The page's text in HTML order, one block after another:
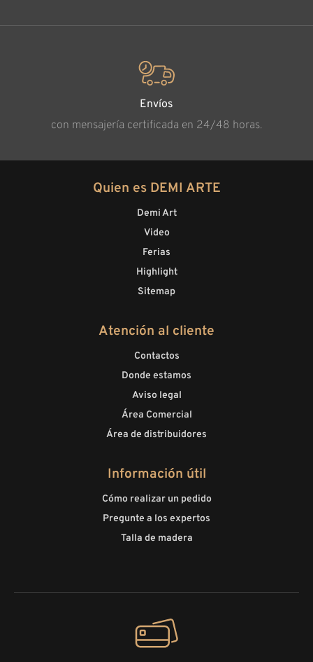
Envíos
con mensajería certificada en 24/48 horas.
Quien es DEMI ARTE
Demi Art
Video
Ferias
Highlight
Sitemap
Atención al cliente
Contactos
Donde estamos
Aviso legal
Área Comercial
Área de distribuidores
Información útil
Cómo realizar un pedido
Pregunte a los expertos
Talla de madera